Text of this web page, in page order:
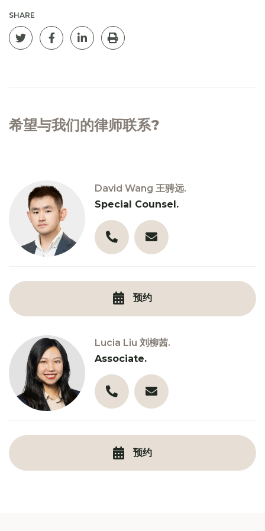
SHARE
Tweet this page
Share on Facebook
Post on Linkedin
Print
希望与我们的律师联系?
David Wang 王骋远.
Special Counsel.
预约
Lucia Liu 刘柳茜.
Associate.
预约